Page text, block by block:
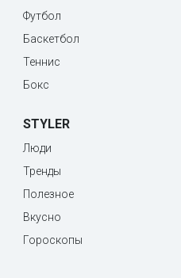
Футбол
Баскетбол
Теннис
Бокс
STYLER
Люди
Тренды
Полезное
Вкусно
Гороскопы